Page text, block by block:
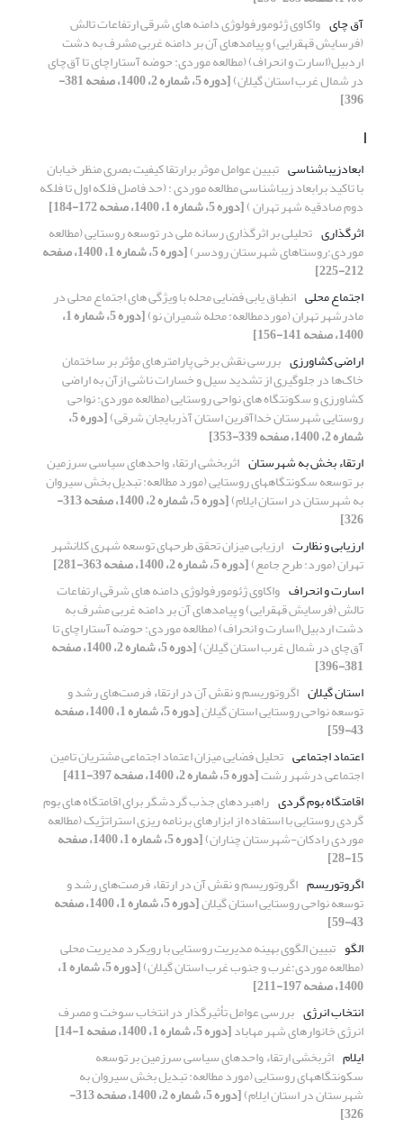
آق چای واکاوی ژئومورفولوژی دامنه های شرقی ارتفاعات تالش
(فرسایش قهقرایی) و پیامدهای آن بر دامنه غربی مشرف به دشت
اردبیل(اسارت و انحراف) (مطالعه موردی: حوضه آستاراچای تا آق‌چای
در شمال غرب استان گیلان) [دوره 5، شماره 2، 1400، صفحه 381-
396]
ا
ابعادزیباشناسی تبیین عوامل موثر برارتقا کیفیت بصری منظر خیابان
با تا‌کید برابعاد زیبا‌شناسی مطالعه موردی : (حد فاصل فلکه اول تا فلکه
دوم صادقیه شهر تهران )[دوره 5، شماره 1، 1400، صفحه 172-184]
اثرگذاری تحلیلی بر اثرگذاری رسانه ملی در توسعه روستایی (مطالعه
موردی:روستاهای شهرستان رودسر) [دوره 5، شماره 1، 1400، صفحه
212-225]
اجتماع محلی انطباق یابی فضایی محله با ویژگی های اجتماع محلی در
مادرشهر تهران (موردمطالعه: محله شمیران نو) [دوره 5، شماره 1،
1400، صفحه 141-156]
اراضی کشاورزی بررسی نقش برخی پارامترهای مؤثر بر ساختمان
خاک‌ها در جلوگیری از تشدید سیل و خسارات ناشی ازآن به اراضی
کشاورزی و سکونتگاه های نواحی روستایی (مطالعه موردی: نواحی
روستایی شهرستان خداآفرین استان آذربایجان شرقی) [دوره 5،
شماره 2، 1400، صفحه 339-353]
ارتقاء بخش به شهرستان اثربخشی ارتقاء واحدهای سیاسی سرزمین
بر توسعه سکونتگاه‎های روستایی (مورد مطالعه: تبدیل بخش سیروان
به شهرستان در استان ایلام) [دوره 5، شماره 2، 1400، صفحه 313-
326]
ارزیابی و نظارت ارزیابی میزان تحقق طرحهای توسعه شهری کلانشهر
تهران (مورد: طرح جامع)[دوره 5، شماره 2، 1400، صفحه 363-281]
اسارت و انحراف واکاوی ژئومورفولوژی دامنه های شرقی ارتفاعات
تالش (فرسایش قهقرایی) و پیامدهای آن بر دامنه غربی مشرف به
دشت اردبیل(اسارت و انحراف) (مطالعه موردی: حوضه آستاراچای تا
آق‌چای در شمال غرب استان گیلان) [دوره 5، شماره 2، 1400، صفحه
381-396]
استان گیلان اگروتوریسم و نقش آن در ارتقاء فرصت‌های رشد و
توسعه نواحی روستایی استان گیلان [دوره 5، شماره 1، 1400، صفحه
43-59]
اعتماد اجتماعی تحلیل فضایی میزان اعتماد اجتماعی مشتریان تامین
اجتماعی درشهر رشت[دوره 5، شماره 2، 1400، صفحه 397-411]
اقامتگاه بوم گردی راهبردهای جذب گردشگر برای اقامتگاه های بوم
گردی روستایی با استفاده از ابزارهای برنامه ریزی استراتژیک (مطالعه
موردی رادکان-شهرستان چناران) [دوره 5، شماره 1، 1400، صفحه
15-28]
اگروتوریسم اگروتوریسم و نقش آن در ارتقاء فرصت‌های رشد و
توسعه نواحی روستایی استان گیلان [دوره 5، شماره 1، 1400، صفحه
43-59]
الگو تبیین الگوی بهینه مدیریت روستایی با رویکرد مدیریت محلی
(مطالعه موردی:غرب و جنوب غرب استان گیلان) [دوره 5، شماره 1،
1400، صفحه 197-211]
انتخاب انرژی بررسی عوامل تأثیرگذار در انتخاب سوخت و مصرف
انرژی خانوارهای شهر مهاباد[دوره 5، شماره 1، 1400، صفحه 1-14]
ایلام اثربخشی ارتقاء واحدهای سیاسی سرزمین بر توسعه
سکونتگاه‎های روستایی (مورد مطالعه: تبدیل بخش سیروان به
شهرستان در استان ایلام) [دوره 5، شماره 2، 1400، صفحه 313-
326]